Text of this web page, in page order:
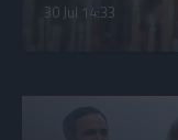
30 Jul 14:33